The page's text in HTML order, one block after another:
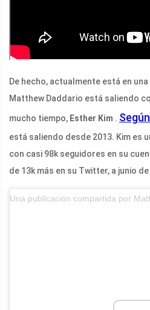
De hecho, actualmente está en
Matthew Daddario está saliendo
mucho tiempo, Esther Kim .
está saliendo desde 2013. Kim es
con casi 98k seguidores en su
de 13k más en su Twitter, a junio de